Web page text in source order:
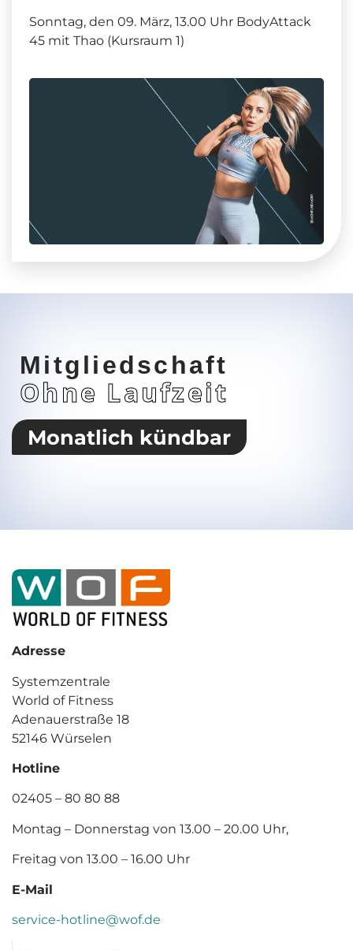
Sonntag, den 09. März, 13.00 Uhr BodyAttack
45 mit Thao (Kursraum 1)
Mitgliedschaft
Ohne Laufzeit
Monatlich kündbar
Adresse
Systemzentrale
World of Fitness
Adenauerstraße 18
52146 Würselen
Hotline
02405 – 80 80 88
Montag – Donnerstag von 13.00 – 20.00 Uhr,
Freitag von 13.00 – 16.00 Uhr
E-Mail
service-hotline@wof.de